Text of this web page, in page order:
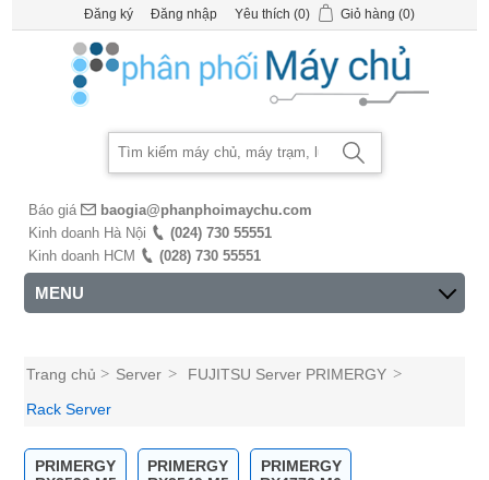
Đăng ký Đăng nhập Yêu thích (0) Giỏ hàng (0)
Báo giá
baogia@phanphoimaychu.com
Kinh doanh Hà Nội
(024) 730 55551
Kinh doanh HCM
(028) 730 55551
MENU
Trang chủ > Server > FUJITSU Server PRIMERGY >
Rack Server
PRIMERGY
PRIMERGY
PRIMERGY